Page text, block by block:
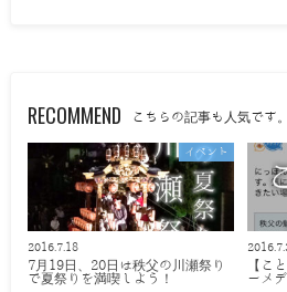
RECOMMEND こちらの記事も人気です。
イベント
2016.7.18
7月19日、20日は秩父の川瀬祭り
で夏祭りを満喫しよう！
【こ
ーメ